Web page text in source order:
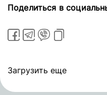
Поделиться в
Загрузить еще